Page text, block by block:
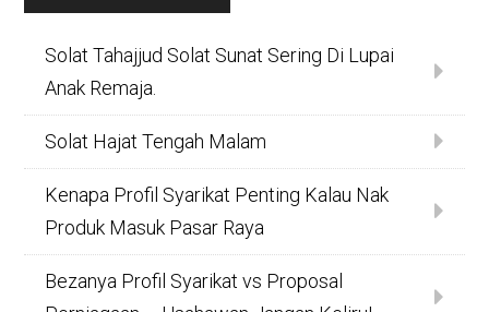
Solat Tahajjud Solat Sunat Sering Di Lupai
Anak Remaja.
Solat Hajat Tengah Malam
Kenapa Profil Syarikat Penting Kalau Nak
Produk Masuk Pasar Raya
Bezanya Profil Syarikat vs Proposal